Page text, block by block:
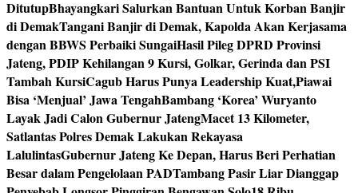
DitutupBhayangkari Salurkan Bantuan Untuk Korban Banjir
di DemakTangani Banjir di Demak, Kapolda Akan Kerjasama
dengan BBWS Perbaiki SungaiHasil Pileg DPRD Provinsi
Jateng, PDIP Kehilangan 9 Kursi, Golkar, Gerinda dan PSI
Tambah KursiCagub Harus Punya Leadership Kuat,Piawai
Bisa ‘Menjual’ Jawa TengahBambang ‘Korea’ Wuryanto
Layak Jadi Calon Gubernur JatengMacet 13 Kilometer,
Satlantas Polres Demak Lakukan Rekayasa
LalulintasGubernur Jateng Ke Depan, Harus Beri Perhatian
Besar dalam Pengelolaan PADTambang Pasir Liar Dianggap